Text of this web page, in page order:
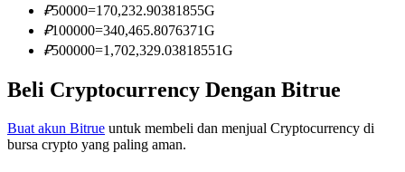
Memandu
₽50000=170,232.90381855G
₽100000=340,465.8076371G
₽500000=1,702,329.03818551G
Beli Cryptocurrency Dengan Bitrue
Buat akun Bitrue untuk membeli dan menjual Cryptocurrency di
bursa crypto yang paling aman.